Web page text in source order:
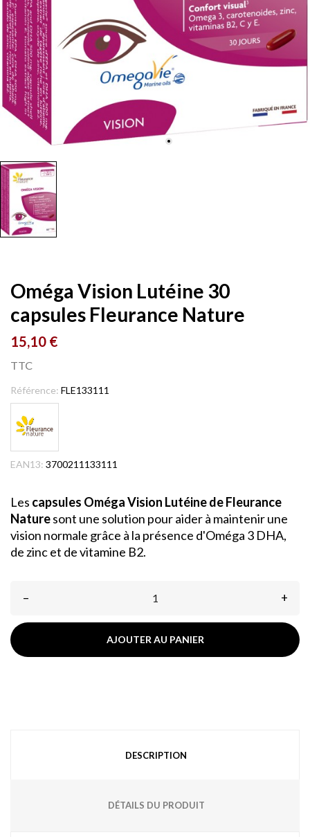
Oméga Vision Lutéine 30
capsules Fleurance Nature
15,10 €
TTC
Référence: FLE133111
EAN13: 3700211133111
Les capsules Oméga Vision Lutéine de Fleurance
Naturesont une solution pour aider à maintenir une
vision normale grâce à la présence d'Oméga 3 DHA,
de zinc et de vitamine B2.
– +
AJOUTER AU PANIER
DESCRIPTION
DÉTAILS DU PRODUIT